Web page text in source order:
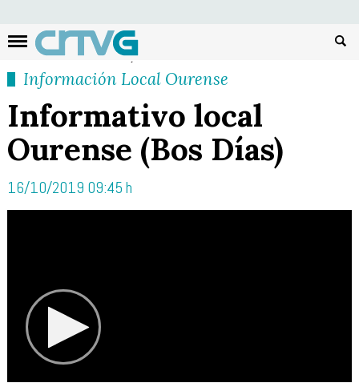
Información Local Ourense
Informativo local
Ourense (Bos Días)
16/10/2019 09:45 h